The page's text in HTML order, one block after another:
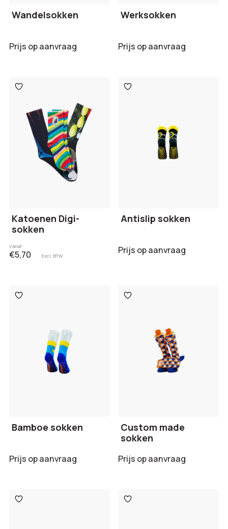
Wandelsokken
Prijs op aanvraag
Werksokken
Prijs op aanvraag
Toevoegen
aan
Katoenen Digi-
sokken
Vanaf
€5,70 Excl. BTW
Toevoegen
aan
Antislip sokken
Prijs op aanvraag
Toevoegen
aan
Bamboe sokken
Prijs op aanvraag
Toevoegen
aan
Custom made
sokken
Prijs op aanvraag
Toevoegen
aan
Toevoegen
aan